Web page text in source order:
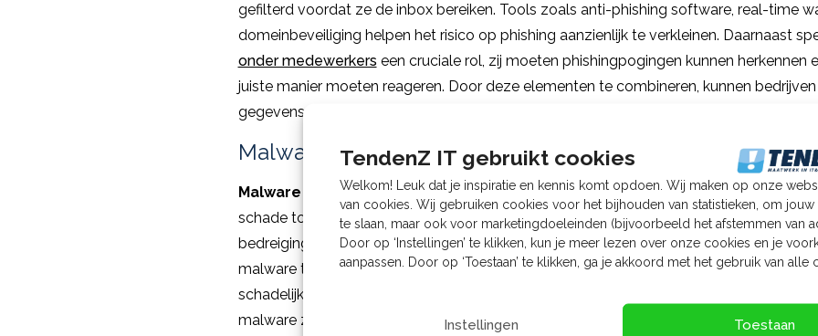
TendenZ IT gebruikt cookies
Welkom! Leuk dat je inspiratie en kennis komt opdoen. Wij maken op onze
van cookies. Wij gebruiken cookies voor het bijhouden van statistieken, om
te slaan, maar ook voor marketingdoeleinden (bijvoorbeeld het afstemmen van
Door op ‘Instellingen’ te klikken, kun je meer lezen over onze cookies en je
aanpassen. Door op ‘Toestaan’ te klikken, ga je akkoord met het gebruik van alle
Toestaan
Instellingen
gefilterd voordat ze de inbox bereiken. Tools zoals anti-phishing software, real-time
domeinbeveiliging helpen het risico op phishing aanzienlijk te verkleinen. Daarnaast
onder medewerkers een cruciale rol, zij moeten phishingpogingen kunnen herkennen
juiste manier moeten reageren. Door deze elementen te combineren, kunnen
gegevens beter beschermen tegen de gevolgen van phishing.
Malware en e-mailbeheer
Malware is een afkorting van ‘malicious software’ en is een schadelijke software die
schade toe te brengen aan computersystemen, gegevens of netwerken. Het vormt
bedreigingen voor e-mailbeveiliging, omdat cybercriminelen e-mails vaak als
malware te verspreiden. Hierbij worden bijvoorbeeld geïnfecteerde bijlagen
schadelijke websites opgenomen in de mail. Zodra een ontvanger (on)bewust op zo’n
malware zich in het netwerk verspreiden. Hierdoor krijgen cybercriminelen toegang tot